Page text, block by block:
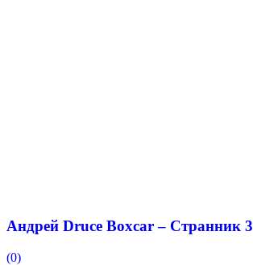
Андрей Druce Boxcar – Странник 3
(0)